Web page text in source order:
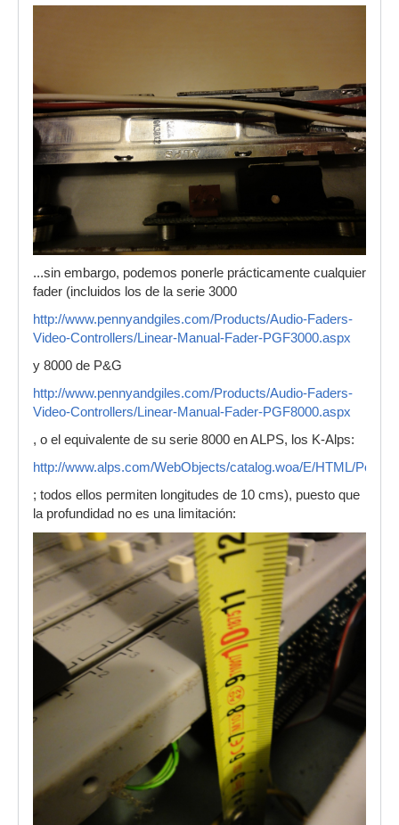
...sin embargo, podemos ponerle prácticamente cualquier
fader (incluidos los de la serie 3000
http://www.pennyandgiles.com/Products/Audio-Faders-
Video-Controllers/Linear-Manual-Fader-PGF3000.aspx
y 8000 de P&G
http://www.pennyandgiles.com/Products/Audio-Faders-
Video-Controllers/Linear-Manual-Fader-PGF8000.aspx
, o el equivalente de su serie 8000 en ALPS, los K-Alps:
http://www.alps.com/WebObjects/catalog.woa/E/HTML/
; todos ellos permiten longitudes de 10 cms), puesto que
la profundidad no es una limitación: